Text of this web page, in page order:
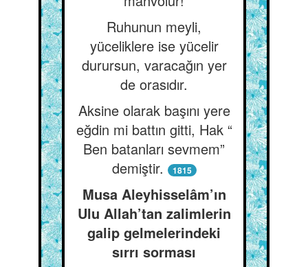
Ruhunun meyli,
yüceliklere ise yücelir
durursun, varacağın yer
de orasıdır.
Aksine olarak başını yere
eğdin mi battın gitti, Hak “
Ben batanları sevmem”
demiştir.
1815
Musa Aleyhisselâm’ın
Ulu Allah’tan zalimlerin
galip gelmelerindeki
sırrı sorması